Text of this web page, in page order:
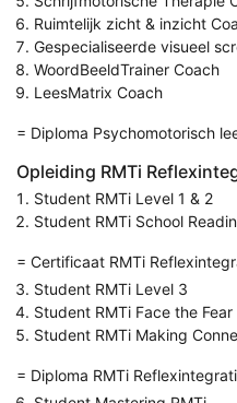
Ruimtelijk zicht & inzicht
Gespecialiseerde visueel
WoordBeeldTrainer Coach
LeesMatrix Coach
= Diploma Psychomotorisch
Opleiding RMTi
Student RMTi Level 1 & 2
Student RMTi School
= Certificaat RMTi
Student RMTi Level 3
Student RMTi Face the Fear
Student RMTi Making
= Diploma RMTi